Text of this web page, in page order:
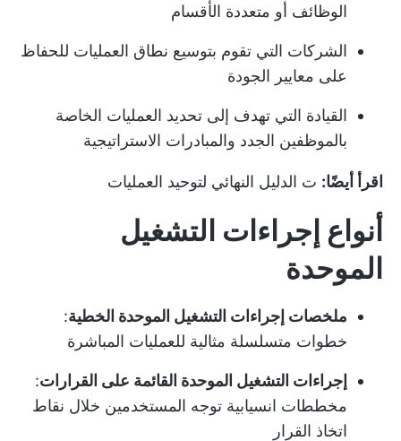
الوظائف أو متعددة الأقسام
الشركات التي تقوم بتوسيع نطاق العمليات للحفاظ
على معايير الجودة
القيادة التي تهدف إلى تحديد العمليات الخاصة
بالموظفين الجدد والمبادرات الاستراتيجية
اقرأ أيضًا: ت الدليل النهائي لتوحيد العمليات
أنواع إجراءات التشغيل
الموحدة
ملخصات إجراءات التشغيل الموحدة الخطية:
خطوات متسلسلة مثالية للعمليات المباشرة
إجراءات التشغيل الموحدة القائمة على القرارات:
مخططات انسيابية توجه المستخدمين خلال نقاط
اتخاذ القرار